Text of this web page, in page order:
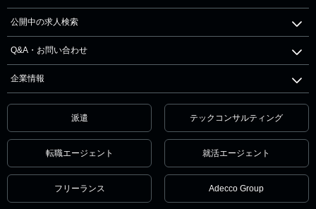
公開中の求人検索
Q&A・お問い合わせ
企業情報
派遣 テックコンサルティング
転職エージェント 就活エージェント
フリーランス Adecco Group